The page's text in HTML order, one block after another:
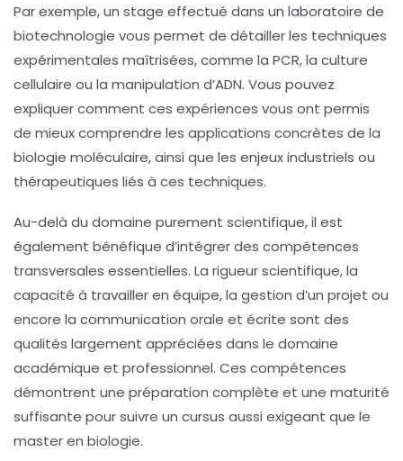
Par exemple, un stage effectué dans un laboratoire de
biotechnologie vous permet de détailler les techniques
expérimentales maîtrisées, comme la PCR, la culture
cellulaire ou la manipulation d’ADN. Vous pouvez
expliquer comment ces expériences vous ont permis
de mieux comprendre les applications concrètes de la
biologie moléculaire, ainsi que les enjeux industriels ou
thérapeutiques liés à ces techniques.
Au-delà du domaine purement scientifique, il est
également bénéfique d’intégrer des compétences
transversales essentielles. La rigueur scientifique, la
capacité à travailler en équipe, la gestion d’un projet ou
encore la communication orale et écrite sont des
qualités largement appréciées dans le domaine
académique et professionnel. Ces compétences
démontrent une préparation complète et une maturité
suffisante pour suivre un cursus aussi exigeant que le
master en biologie.